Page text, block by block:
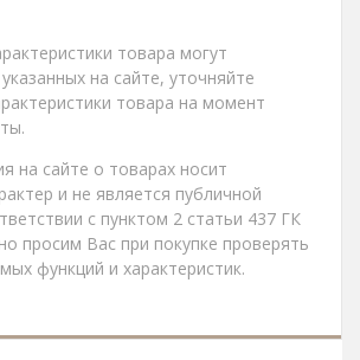
товара могут
на сайте, уточняйте
товара на момент
на сайте о товарах носит
и не является публичной
с пунктом 2 статьи 437 ГК
просим Вас при покупке проверять
функций и характеристик.